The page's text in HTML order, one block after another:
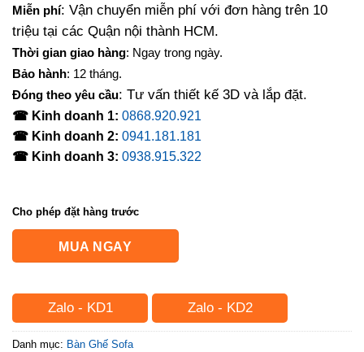
Miễn phí: Vận chuyển miễn phí với đơn hàng trên 10
triệu tại các Quận nội thành HCM.
Thời gian giao hàng: Ngay trong ngày.
Bảo hành: 12 tháng.
Đóng theo yêu cầu: Tư vấn thiết kế 3D và lắp đặt.
☎ Kinh doanh 1: 0868.920.921
☎ Kinh doanh 2: 0941.181.181
☎ Kinh doanh 3: 0938.915.322
Cho phép đặt hàng trước
MUA NGAY
Zalo - KD1 Zalo - KD2
Danh mục: Bàn Ghế Sofa